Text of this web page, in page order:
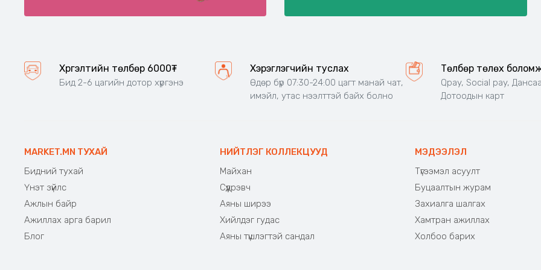
Хүргэлтийн төлбөр 6000₮
Бид 2-6 цагийн дотор хүргэнэ
Хэрэглэгчийн туслах
Өдөр бүр 07:30-24:00 цагт манай чат,
имэйл, утас нээлттэй байх болно
Төлбөр төлөх
Qpay, Social pay,
Дотоодын карт
MARKET.MN ТУХАЙ
Бидний тухай
Үнэт зүйлс
Ажлын байр
Ажиллах арга барил
Блог
НИЙТЛЭГ КОЛЛЕКЦУУД
Майхан
Сүүдрэвч
Аяны ширээ
Хийлдэг гудас
Аяны түшлэгтэй сандал
МЭДЭЭЛЭЛ
Түгээмэл асуулт
Буцаалтын журам
Захиалга шалгах
Хамтран ажиллах
Холбоо барих